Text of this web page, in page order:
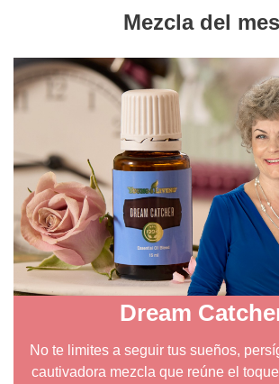
Mezcla del mes
Dream
No te limites a seguir tus sueños,
cautivadora mezcla que reúne el